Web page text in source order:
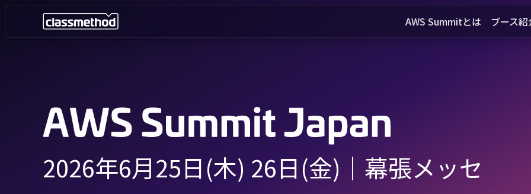
AWS Summitとは ブース紹
2026年6月25日(木) 26日(金) ｜幕張メッセ